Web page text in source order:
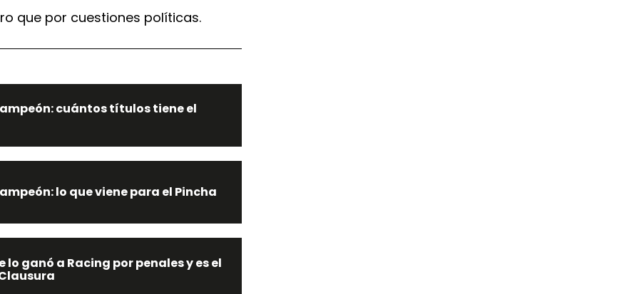
que por cuestiones políticas.
cuántos títulos tiene el
lo que viene para el Pincha
lo ganó a Racing por penales y es el